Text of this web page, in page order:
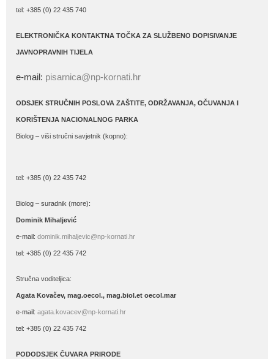
tel: +385 (0) 22 435 740
ELEKTRONIČKA KONTAKTNA TOČKA ZA SLUŽBENO DOPISIVANJE
JAVNOPRAVNIH TIJELA
e-mail: pisarnica@np-kornati.hr
ODSJEK STRUČNIH POSLOVA ZAŠTITE, ODRŽAVANJA, OČUVANJA I
KORIŠTENJA NACIONALNOG PARKA
Biolog – viši stručni savjetnik (kopno):
tel: +385 (0) 22 435 742
Biolog – suradnik (more):
Dominik Mihaljević
e-mail: dominik.mihaljevic@np-kornati.hr
tel: +385 (0) 22 435 742
Stručna voditeljica:
Agata Kovačev, mag.oecol., mag.biol.et oecol.mar
e-mail: agata.kovacev@np-kornati.hr
tel: +385 (0) 22 435 742
PODODSJEK ČUVARA PRIRODE